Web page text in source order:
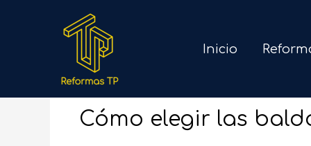
Inicio
Cómo elegir las